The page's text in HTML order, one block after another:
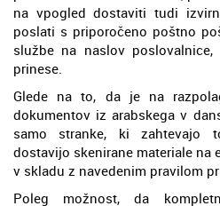
na vpogled dostaviti tudi
poslati s priporočeno poštno
službe na naslov
prinese.
Glede na to, da je na
dokumentov iz arabskega v
samo stranke, ki zahtevajo
dostavijo skenirane materiale na
v skladu z navedenim pravilom
Poleg možnost, da